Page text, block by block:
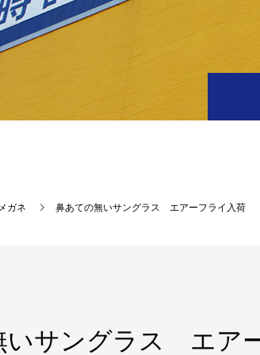
ガネ 鼻あての無いサングラス エアーフライ入荷
いサングラス エア